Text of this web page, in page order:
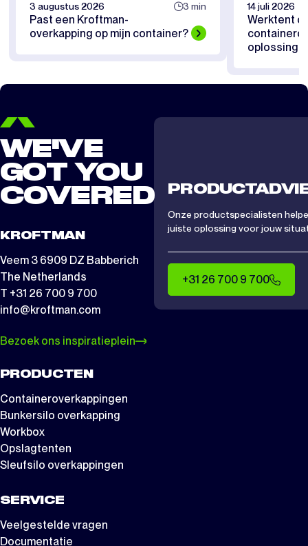
3 augustus 2026 3 min
Past een Kroftman-
overkapping op mijn container?
14 juli 2026
Werktent of
oplossing
WE'VE
GOT YOU
COVERED
KROFTMAN
Veem 3 6909 DZ Babberich
The Netherlands
T +31 26 700 9 700
info@kroftman.com
Bezoek ons inspiratieplein
PRODUCTEN
Containeroverkappingen
Bunkersilo overkapping
Workbox
Opslagtenten
Sleufsilo overkappingen
SERVICE
Veelgestelde vragen
Documentatie
Onze productspecialisten
juiste oplossing voor jouw
+31 26 700 9 700